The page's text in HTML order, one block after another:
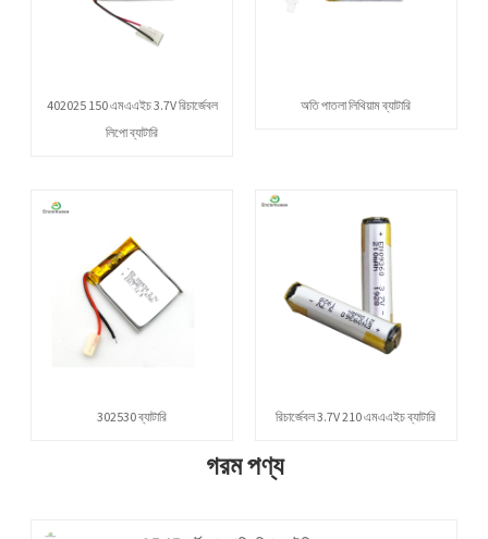
402025 150 এমএএইচ 3.7V রিচার্জেবল
লিপো ব্যাটারি
অতি পাতলা লিথিয়াম ব্যাটারি
302530 ব্যাটারি রিচার্জেবল 3.7V 210 এমএএইচ ব্যাটারি
গরম পণ্য